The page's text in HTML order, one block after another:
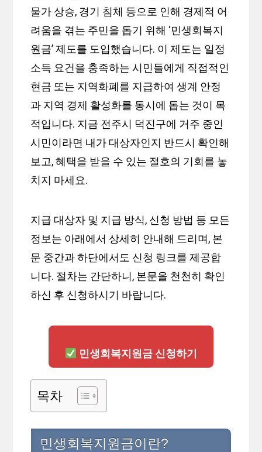
물가 상승, 경기 침체 등으로 인해 경제적 어
려움을 겪는 주민을 돕기 위해 ‘민생회복지
원금’ 제도를 도입했습니다. 이 제도는 일정
소득 요건을 충족하는 시민들에게 직접적인
현금 또는 지역화폐를 지급하여 생계 안정
과 지역 경제 활성화를 동시에 돕는 것이 목
적입니다. 지금 전주시 덕진구에 거주 중인
시민이라면 내가 대상자인지 반드시 확인해
보고, 혜택을 받을 수 있는 절호의 기회를 놓
치지 마세요.
지급 대상자 및 지급 방식, 신청 방법 등 모든
정보는 아래에서 상세히 안내해 드리며, 본
문 중간과 하단에서도 신청 링크를 제공합
니다. 절차는 간단하니, 본문을 천천히 확인
하신 후 신청하시기 바랍니다.
민생회복지원금 신청하기
목차
민생회복지원금이란?